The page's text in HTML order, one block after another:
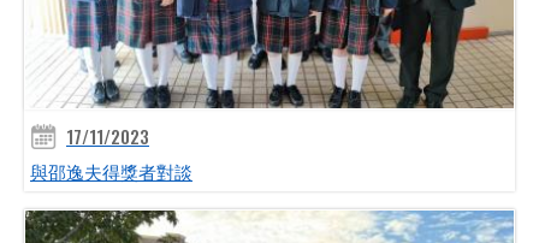
17/11/2023
與邵逸夫得獎者對談